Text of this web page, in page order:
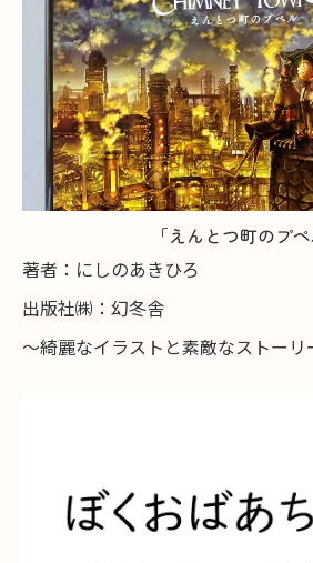
「えんとつ町のプペ
著者：にしのあきひろ
出版社㈱：幻冬舎
～綺麗なイラストと素敵なストー